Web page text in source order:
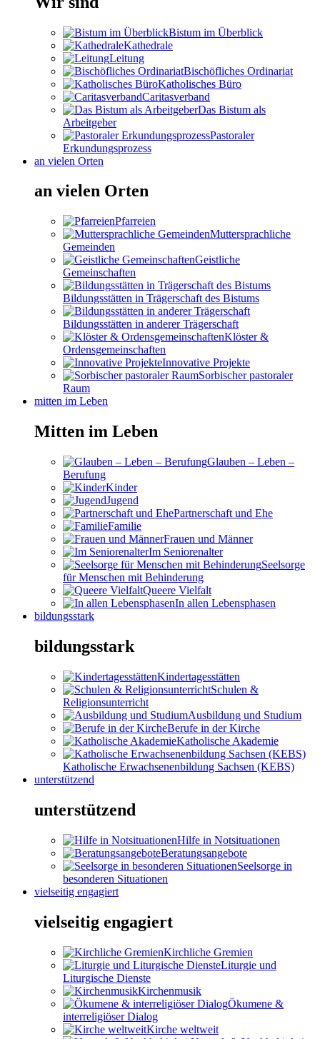
Bistum im Überblick
Kathedrale
Leitung
Bischöfliches Ordinariat
Katholisches Büro
Caritasverband
Das Bistum als
Arbeitgeber
Pastoraler
Erkundungsprozess
an vielen Orten
an vielen Orten
Pfarreien
Muttersprachliche
Gemeinden
Geistliche
Gemeinschaften
Bildungsstätten in Trägerschaft des Bistums
Bildungsstätten in anderer Trägerschaft
Klöster &
Ordensgemeinschaften
Innovative Projekte
Sorbischer pastoraler
Raum
mitten im Leben
Mitten im Leben
Glauben – Leben –
Berufung
Kinder
Jugend
Partnerschaft und Ehe
Familie
Frauen und Männer
Im Seniorenalter
Seelsorge
für Menschen mit Behinderung
Queere Vielfalt
In allen Lebensphasen
bildungsstark
bildungsstark
Kindertagesstätten
Schulen &
Religionsunterricht
Ausbildung und Studium
Berufe in der Kirche
Katholische Akademie
Katholische Erwachsenenbildung Sachsen (KEBS)
unterstützend
unterstützend
Hilfe in Notsituationen
Beratungsangebote
Seelsorge in
besonderen Situationen
vielseitig engagiert
vielseitig engagiert
Kirchliche Gremien
Liturgie und
Liturgische Dienste
Kirchenmusik
Ökumene &
interreligiöser Dialog
Kirche weltweit